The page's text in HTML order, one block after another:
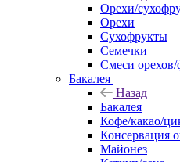
Орехи/
Орехи
Сухофрукты
Семечки
Смеси орехов/
Бакалея
Назад
Бакалея
Кофе/какао/
Консервация
Майонез